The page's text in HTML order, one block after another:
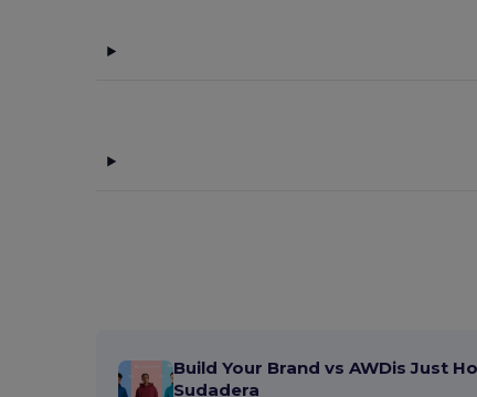
Karst® (4)
Build Your Brand vs AWDis Just
Sudadera